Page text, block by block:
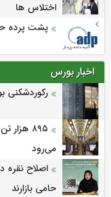
اختلاس ها
پشت پرده
اخبار بورس
رکوردشکنی بورس با
۸۹۵
می‌‌رود
اصلاح نقره
حامی بازارند